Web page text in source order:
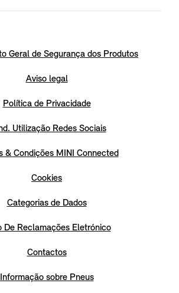
Geral de Segurança dos Produtos
Aviso legal
Política de Privacidade
Utilização Redes Sociais
& Condições MINI Connected
Cookies
Categorias de Dados
De Reclamações Eletrónico
Contactos
Informação sobre Pneus